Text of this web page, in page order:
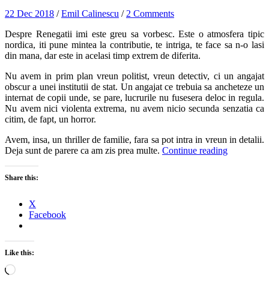
22 Dec 2018 /Emil Calinescu / 2 Comments
Despre Renegatii imi este greu sa vorbesc. Este o atmosfera tipic
nordica, iti pune mintea la contributie, te intriga, te face sa n-o lasi
din mana, dar este in acelasi timp extrem de diferita.
Nu avem in prim plan vreun politist, vreun detectiv, ci un angajat
obscur a unei institutii de stat. Un angajat ce trebuia sa ancheteze un
internat de copii unde, se pare, lucrurile nu fusesera deloc in regula.
Nu avem nici violenta extrema, nu avem nicio secunda senzatia ca
citim, de fapt, un horror.
Avem, insa, un thriller de familie, fara sa pot intra in vreun in detalii.
Deja sunt de parere ca am zis prea multe. Continue reading
Share this:
X
Facebook
Like this:
Loading…